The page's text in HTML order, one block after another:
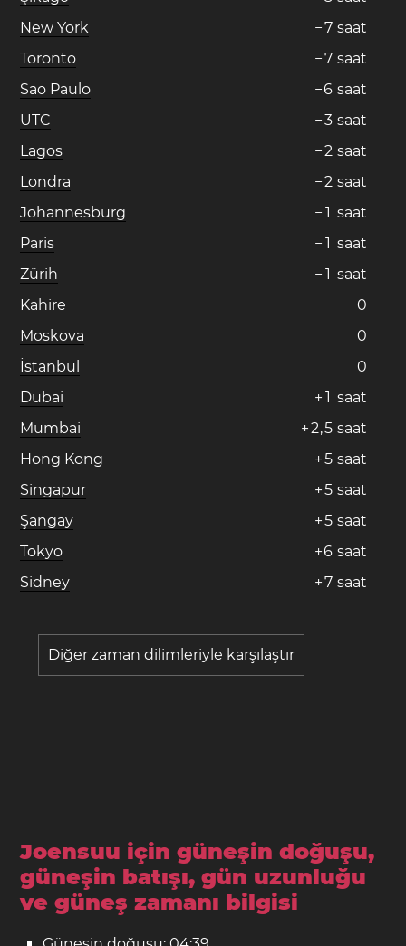
New York
−7 saat
Toronto
−7 saat
Sao Paulo
−6 saat
UTC
−3 saat
Lagos
−2 saat
Londra
−2 saat
Johannesburg
− 1 saat
Paris
− 1 saat
Zürih
− 1 saat
Kahire
0
Moskova
0
İstanbul
0
Dubai
+ 1 saat
Mumbai
+2,5 saat
Hong Kong
+5 saat
Singapur
+5 saat
Şangay
+5 saat
Tokyo
+6 saat
Sidney
+7 saat
Diğer zaman dilimleriyle karşılaştır
Joensuu için güneşin doğuşu,
güneşin batışı, gün uzunluğu
ve güneş zamanı bilgisi